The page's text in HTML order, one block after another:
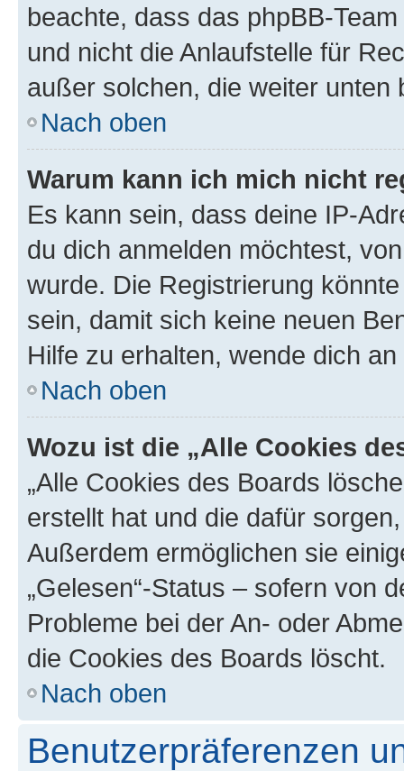
beachte, dass das phpBB-
und nicht die Anlaufstelle für
außer solchen, die weiter unten
Nach oben
Warum kann ich mich nicht
Es kann sein, dass deine IP-
du dich anmelden möchtest,
wurde. Die Registrierung
sein, damit sich keine neuen
Hilfe zu erhalten, wende dich
Nach oben
Wozu ist die „Alle Cookies
„Alle Cookies des Boards
erstellt hat und die dafür
Außerdem ermöglichen sie
„Gelesen“-Status – sofern von
Probleme bei der An- oder
die Cookies des Boards löscht.
Nach oben
Benutzerpräferenzen